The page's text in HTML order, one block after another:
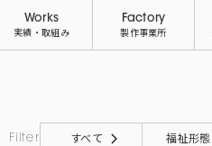
Works
実績・取組み
Factory
製作事業所
Filter すべて 福祉形態